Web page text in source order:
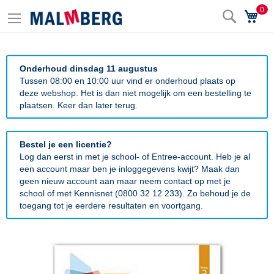
Zoek0
Onderhoud dinsdag 11 augustus
Tussen 08:00 en 10:00 uur vind er onderhoud plaats op
deze webshop. Het is dan niet mogelijk om een bestelling te
plaatsen. Keer dan later terug.
Bestel je een licentie?
Log dan eerst in met je school- of Entree-account. Heb je al
een account maar ben je inloggegevens kwijt? Maak dan
geen nieuw account aan maar neem contact op met je
school of met Kennisnet (0800 32 12 233). Zo behoud je de
toegang tot je eerdere resultaten en voortgang.